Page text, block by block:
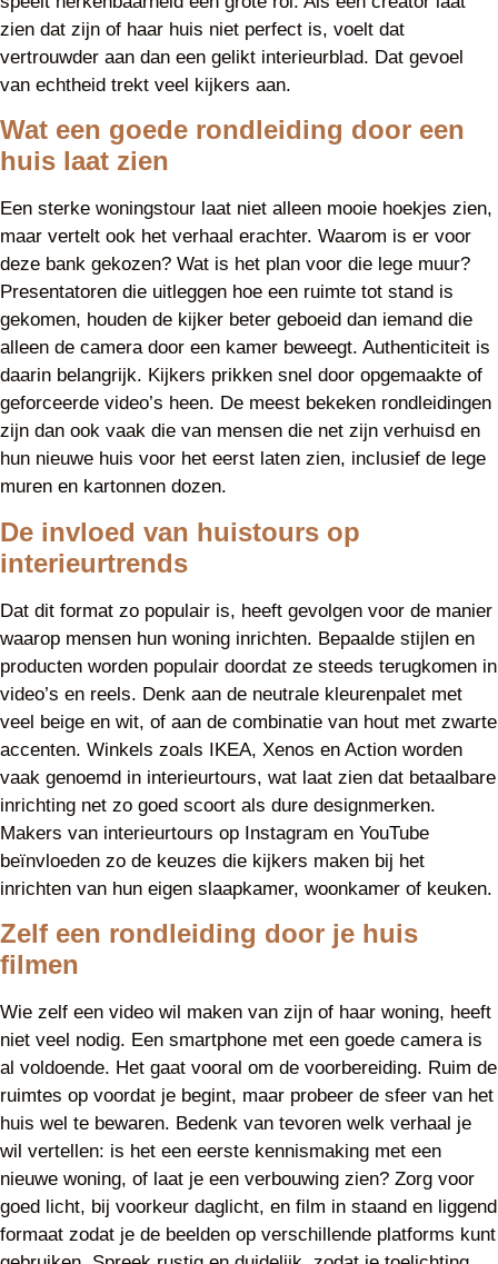
zien dat zijn of haar huis niet perfect is, voelt dat
vertrouwder aan dan een gelikt interieurblad. Dat gevoel
van echtheid trekt veel kijkers aan.
Wat een goede rondleiding door een
huis laat zien
Een sterke woningstour laat niet alleen mooie hoekjes zien,
maar vertelt ook het verhaal erachter. Waarom is er voor
deze bank gekozen? Wat is het plan voor die lege muur?
Presentatoren die uitleggen hoe een ruimte tot stand is
gekomen, houden de kijker beter geboeid dan iemand die
alleen de camera door een kamer beweegt. Authenticiteit is
daarin belangrijk. Kijkers prikken snel door opgemaakte of
geforceerde video’s heen. De meest bekeken rondleidingen
zijn dan ook vaak die van mensen die net zijn verhuisd en
hun nieuwe huis voor het eerst laten zien, inclusief de lege
muren en kartonnen dozen.
De invloed van huistours op
interieurtrends
Dat dit format zo populair is, heeft gevolgen voor de manier
waarop mensen hun woning inrichten. Bepaalde stijlen en
producten worden populair doordat ze steeds terugkomen in
video’s en reels. Denk aan de neutrale kleurenpalet met
veel beige en wit, of aan de combinatie van hout met zwarte
accenten. Winkels zoals IKEA, Xenos en Action worden
vaak genoemd in interieurtours, wat laat zien dat betaalbare
inrichting net zo goed scoort als dure designmerken.
Makers van interieurtours op Instagram en YouTube
beïnvloeden zo de keuzes die kijkers maken bij het
inrichten van hun eigen slaapkamer, woonkamer of keuken.
Zelf een rondleiding door je huis
filmen
Wie zelf een video wil maken van zijn of haar woning, heeft
niet veel nodig. Een smartphone met een goede camera is
al voldoende. Het gaat vooral om de voorbereiding. Ruim de
ruimtes op voordat je begint, maar probeer de sfeer van het
huis wel te bewaren. Bedenk van tevoren welk verhaal je
wil vertellen: is het een eerste kennismaking met een
nieuwe woning, of laat je een verbouwing zien? Zorg voor
goed licht, bij voorkeur daglicht, en film in staand en liggend
formaat zodat je de beelden op verschillende platforms kunt